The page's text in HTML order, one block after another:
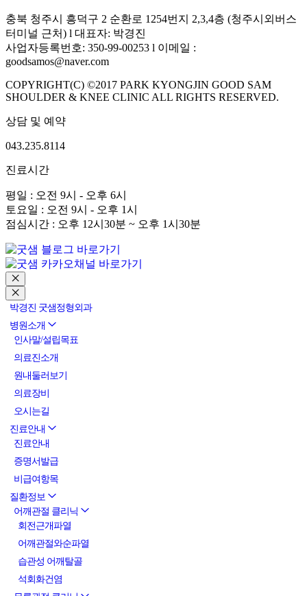
충북 청주시 흥덕구 2 순환로 1254번지 2,3,4층 (청주시외버스
터미널 근처) l 대표자: 박경진
사업자등록번호: 350-99-00253 l 이메일 :
goodsamos@naver.com
COPYRIGHT(C) ©2017 PARK KYONGJIN GOOD SAM
SHOULDER & KNEE CLINIC ALL RIGHTS RESERVED.
상담 및 예약
043.235.8114
진료시간
평일 : 오전 9시 - 오후 6시
토요일 : 오전 9시 - 오후 1시
점심시간 : 오후 12시30분 ~ 오후 1시30분
박경진 굿샘정형외과
병원소개
인사말/설립목표
의료진소개
원내둘러보기
의료장비
오시는길
진료안내
진료안내
증명서발급
비급여항목
질환정보
어깨관절 클리닉
회전근개파열
어깨관절와순파열
습관성 어깨탈골
석회화건염